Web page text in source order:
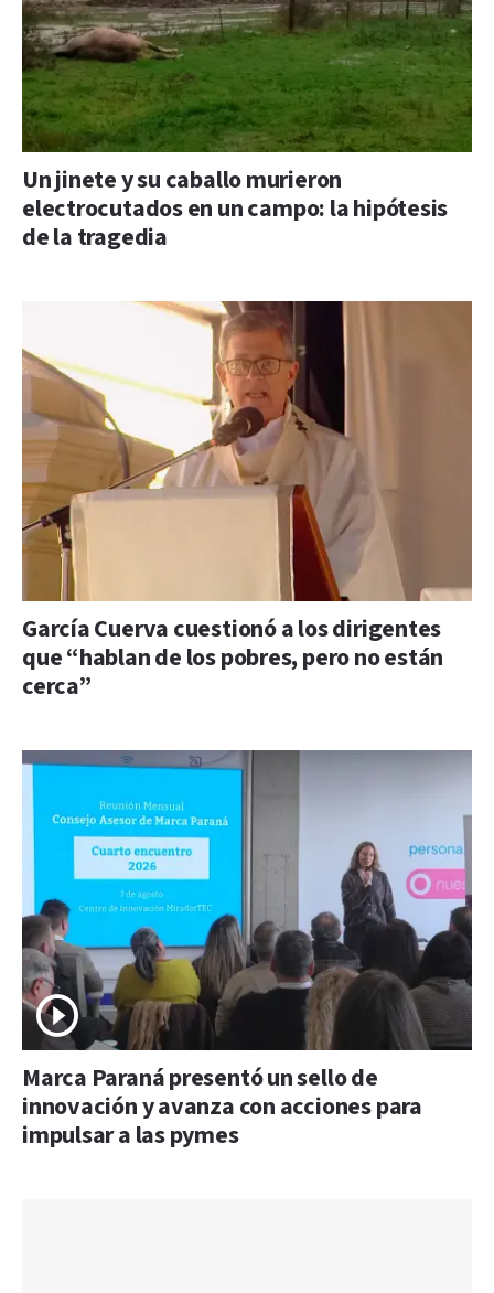
Un jinete y su caballo murieron
electrocutados en un campo: la hipótesis
de la tragedia
García Cuerva cuestionó a los dirigentes
que “hablan de los pobres, pero no están
cerca”
Marca Paraná presentó un sello de
innovación y avanza con acciones para
impulsar a las pymes